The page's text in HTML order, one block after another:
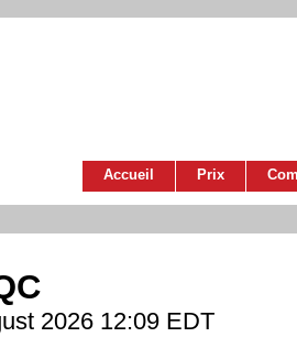
Accueil Prix
2026 12:09 EDT